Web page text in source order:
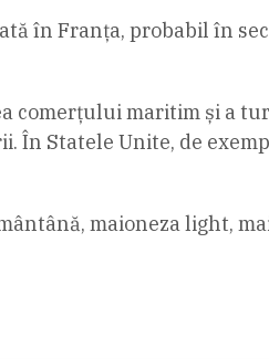
în Franța, probabil în
comerțului maritim și a
Statele Unite, de
maioneza light,